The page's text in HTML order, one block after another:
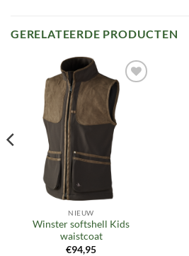
GERELATEERDE PRODUCTEN
Toevoegen
aan
verlanglijst
NIEUW
Winster softshell Kids
waistcoat
€94,95